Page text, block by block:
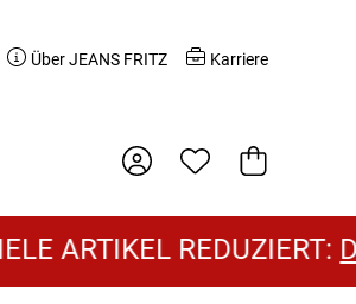
Über JEANS FRITZ Karriere
Warenkorb
REDUZIERT: